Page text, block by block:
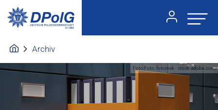
Archiv
Foto:Foto: fotomek - stock.adobe.com